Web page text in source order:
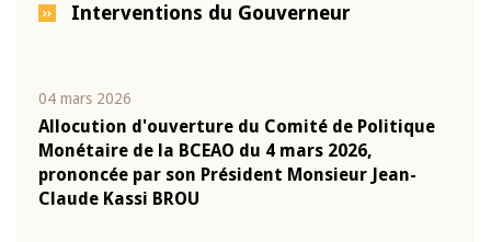
Interventions du Gouverneur
04 mars 2026
Allocution d'ouverture du Comité de Politique
Monétaire de la BCEAO du 4 mars 2026,
prononcée par son Président Monsieur Jean-
Claude Kassi BROU